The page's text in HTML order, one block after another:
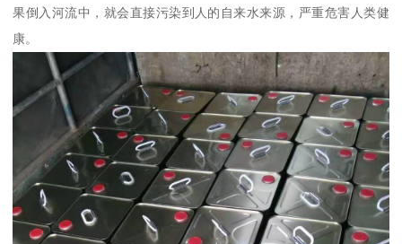
果倒入河流中，就会直接污染到人的自来水来源，严重危害人类健
康。